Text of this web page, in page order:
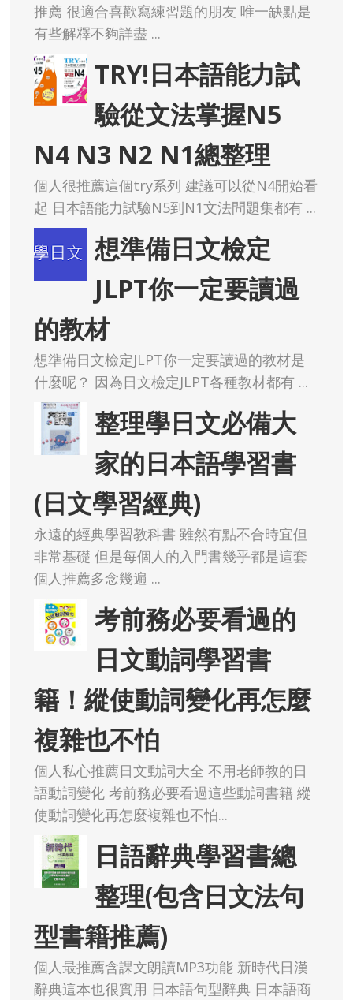
推薦 很適合喜歡寫練習題的朋友 唯一缺點是
有些解釋不夠詳盡 ...
TRY!日本語能力試
驗從文法掌握N5
N4 N3 N2 N1總整理
個人很推薦這個try系列 建議可以從N4開始看
起 日本語能力試驗N5到N1文法問題集都有 ...
想準備日文檢定
JLPT你一定要讀過
的教材
想準備日文檢定JLPT你一定要讀過的教材是
什麼呢？ 因為日文檢定JLPT各種教材都有 ...
整理學日文必備大
家的日本語學習書
(日文學習經典)
永遠的經典學習教科書 雖然有點不合時宜但
非常基礎 但是每個人的入門書幾乎都是這套
個人推薦多念幾遍 ...
考前務必要看過的
日文動詞學習書
籍！縱使動詞變化再怎麼
複雜也不怕
個人私心推薦日文動詞大全 不用老師教的日
語動詞變化 考前務必要看過這些動詞書籍 縱
使動詞變化再怎麼複雜也不怕...
日語辭典學習書總
整理(包含日文法句
型書籍推薦)
個人最推薦含課文朗讀MP3功能 新時代日漢
辭典這本也很實用 日本語句型辭典 日本語商